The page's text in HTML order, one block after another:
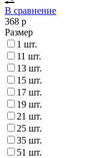
В сравнение
368 p
Размер
1 шт.
11 шт.
13 шт.
15 шт.
17 шт.
19 шт.
21 шт.
25 шт.
35 шт.
51 шт.